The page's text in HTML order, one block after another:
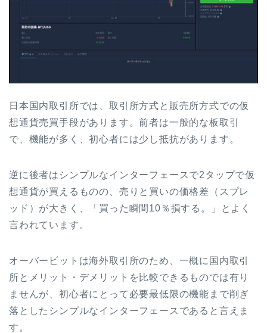
日本国内取引所では、取引所方式と販売所方式での仮
想通貨売買手段があります。前者は一般的な板取引
で、機能が多く、初心者には少し抵抗があります。
逆に後者はシンプルなインターフェースで2タップで仮
想通貨が買えるものの、売りと買いの価格差（スプレ
ッド）が大きく、「買った瞬間10％損する。」とよく
言われています。
オーバービットは海外取引所のため、一概に国内取引
所とメリット・デメリットを比較できるものでは有り
ませんが、初心者にとって必要最低限の機能まで削ぎ
落としたシンプルなインターフェースであると言えま
す。